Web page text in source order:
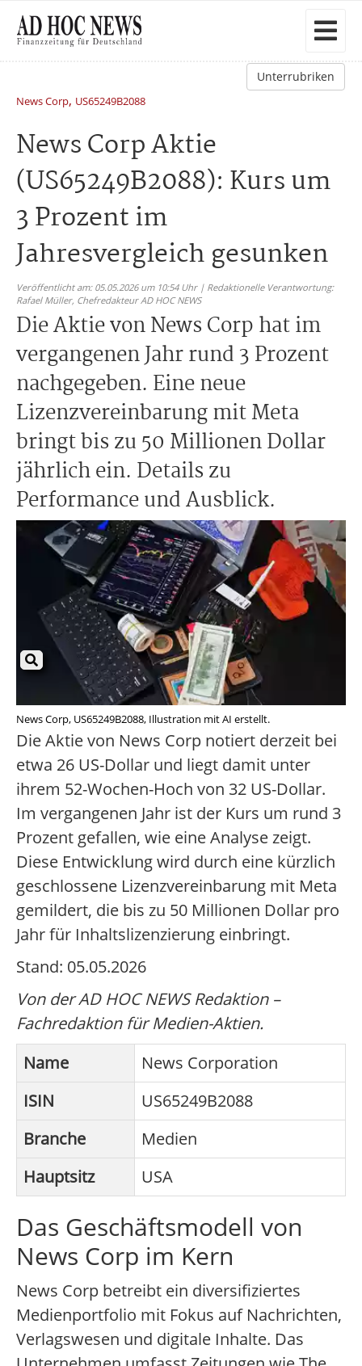
Unterrubriken
News Corp, US65249B2088
News Corp Aktie
(US65249B2088): Kurs um
3 Prozent im
Jahresvergleich gesunken
Veröffentlicht am: 05.05.2026 um 10:54 Uhr | Redaktionelle Verantwortung:
Rafael Müller, Chefredakteur AD HOC NEWS
Die Aktie von News Corp hat im
vergangenen Jahr rund 3 Prozent
nachgegeben. Eine neue
Lizenzvereinbarung mit Meta
bringt bis zu 50 Millionen Dollar
jährlich ein. Details zu
Performance und Ausblick.
News Corp, US65249B2088, Illustration mit AI erstellt.
Die Aktie von News Corp notiert derzeit bei
etwa 26 US-Dollar und liegt damit unter
ihrem 52-Wochen-Hoch von 32 US-Dollar.
Im vergangenen Jahr ist der Kurs um rund 3
Prozent gefallen, wie eine Analyse zeigt.
Diese Entwicklung wird durch eine kürzlich
geschlossene Lizenzvereinbarung mit Meta
gemildert, die bis zu 50 Millionen Dollar pro
Jahr für Inhaltslizenzierung einbringt.
Stand: 05.05.2026
Von der AD HOC NEWS Redaktion –
Fachredaktion für Medien-Aktien.
Name
News Corporation
ISIN
US65249B2088
Branche
Medien
Hauptsitz
USA
Das Geschäftsmodell von
News Corp im Kern
News Corp betreibt ein diversifiziertes
Medienportfolio mit Fokus auf Nachrichten,
Verlagswesen und digitale Inhalte. Das